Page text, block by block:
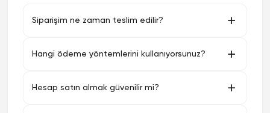
Siparişim ne zaman teslim edilir?
Hangi ödeme yöntemlerini kullanıyorsunuz?
Hesap satın almak güvenilir mi?